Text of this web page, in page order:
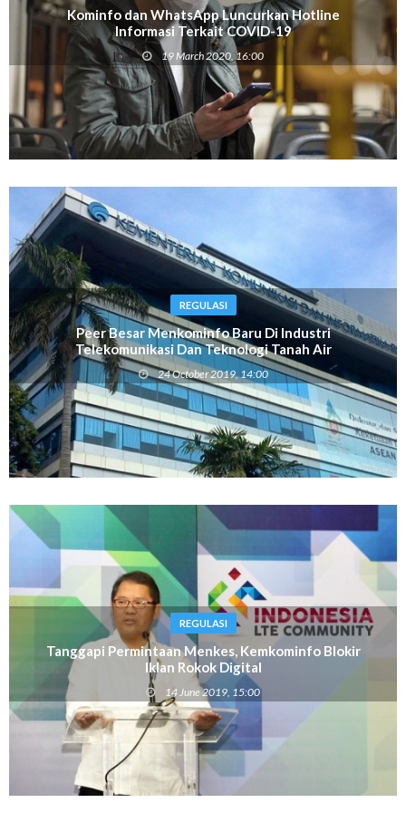
Kominfo dan WhatsApp Luncurkan Hotline
Informasi Terkait COVID-19
19 March 2020, 16:00
REGULASI
Peer Besar Menkominfo Baru Di Industri
Telekomunikasi Dan Teknologi Tanah Air
24 October 2019, 14:00
REGULASI
Tanggapi Permintaan Menkes, Kemkominfo Blokir
Iklan Rokok Digital
14 June 2019, 15:00